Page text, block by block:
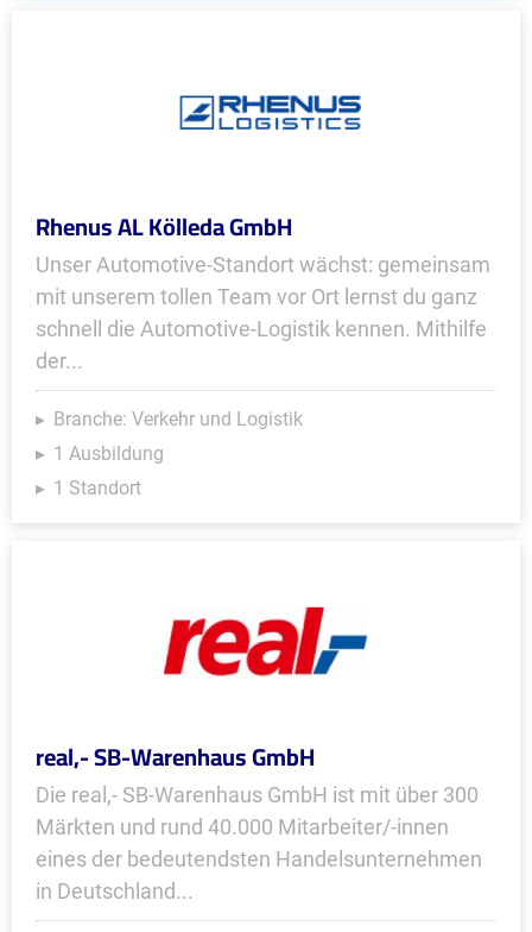
Rhenus AL Kölleda GmbH
Unser Automotive-Standort wächst: gemeinsam
mit unserem tollen Team vor Ort lernst du ganz
schnell die Automotive-Logistik kennen. Mithilfe
der...
Branche: Verkehr und Logistik
1 Ausbildung
1 Standort
real,- SB-Warenhaus GmbH
Die real,- SB-Warenhaus GmbH ist mit über 300
Märkten und rund 40.000 Mitarbeiter/-innen
eines der bedeutendsten Handelsunternehmen
in Deutschland...